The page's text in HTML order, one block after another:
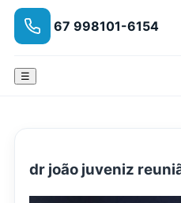
67 998101-6154
☰
dr joão juveniz